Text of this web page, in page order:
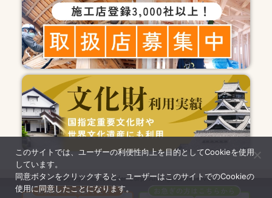
Copyright ecopowder corp. All Rights Reserved.
このサイトでは、ユーザーの利便性向上を目的としてCookieを使用
しています。
同意ボタンをクリックすると、ユーザーはこのサイトでのCookieの
使用に同意したことになります。